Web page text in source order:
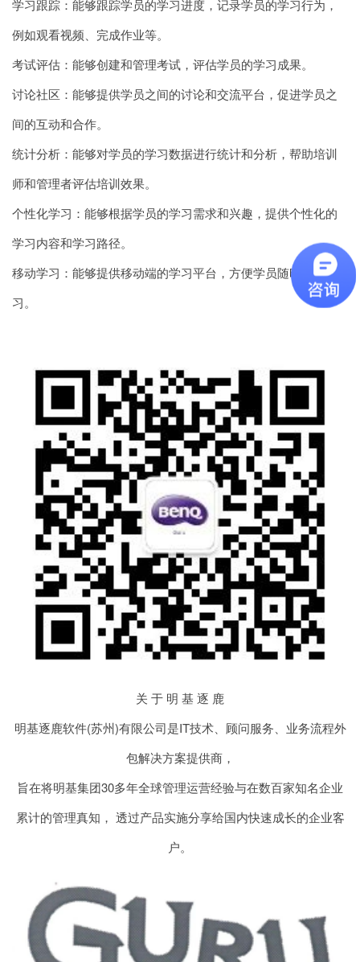
学习跟踪：能够跟踪学员的学习进度，记录学员的学习行为，
例如观看视频、完成作业等。
考试评估：能够创建和管理考试，评估学员的学习成果。
讨论社区：能够提供学员之间的讨论和交流平台，促进学员之
间的互动和合作。
统计分析：能够对学员的学习数据进行统计和分析，帮助培训
师和管理者评估培训效果。
个性化学习：能够根据学员的学习需求和兴趣，提供个性化的
学习内容和学习路径。
移动学习：能够提供移动端的学习平台，方便学员随时随地学
习。
关 于 明 基 逐 鹿
明基逐鹿软件(苏州)有限公司是IT技术、顾问服务、业务流程外
包解决方案提供商，
旨在将明基集团30多年全球管理运营经验与在数百家知名企业
累计的管理真知， 透过产品实施分享给国内快速成长的企业客
户。